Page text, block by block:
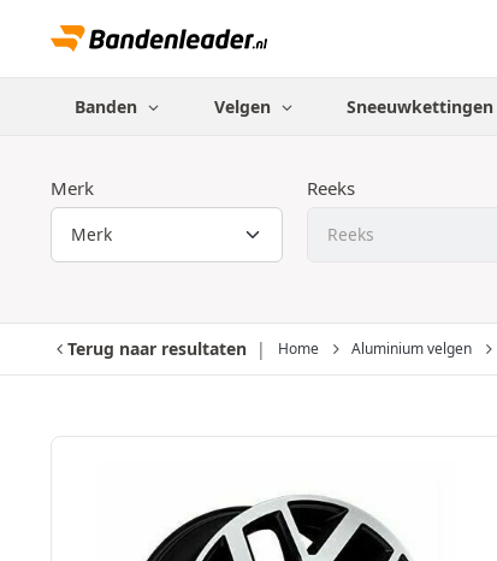
Banden Velgen Sneeuwkettingen
Merk Reeks
Terug naar resultaten Home Aluminium velgen